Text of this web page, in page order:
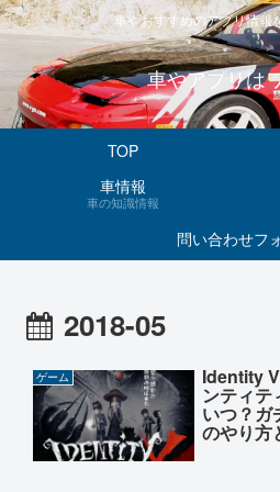
車やおすすめのアプリ情報
車やアプリは
TOP
車情報
車の知識情報
問い合わせフ
2018-05
ゲーム Identity
ンティテ
いつ？ガ
のやり方